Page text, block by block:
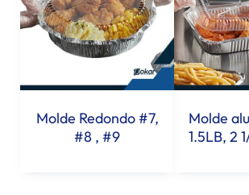
Molde Redondo #7,
#8 , #9
Molde
1.5LB, 2